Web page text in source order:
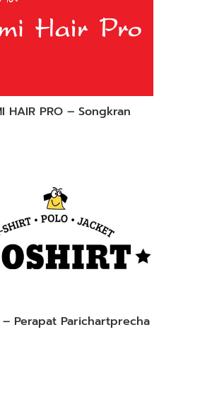
HAIR PRO – Songkran
– Perapat Parichartprecha